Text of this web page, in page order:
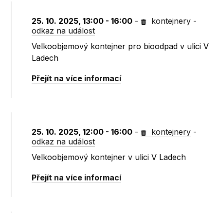
25. 10. 2025, 13:00 - 16:00 - kontejnery -
odkaz na událost
Velkoobjemový kontejner pro bioodpad v ulici V
Ladech
Přejít na více informací
25. 10. 2025, 12:00 - 16:00 - kontejnery -
odkaz na událost
Velkoobjemový kontejner v ulici V Ladech
Přejít na více informací